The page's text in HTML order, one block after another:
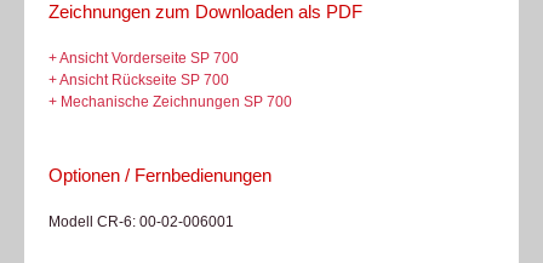
Zeichnungen zum Downloaden als PDF
+ Ansicht Vorderseite SP 700
+ Ansicht Rückseite SP 700
+ Mechanische Zeichnungen SP 700
Optionen / Fernbedienungen
Modell CR-6: 00-02-006001